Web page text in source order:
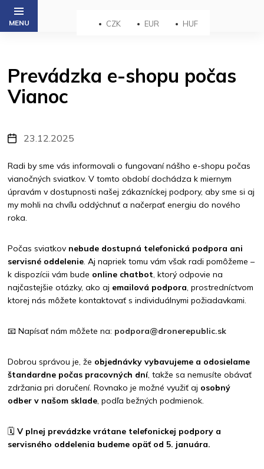
Prejsť
obsah
CZK EUR HUF
Prevádzka e-shopu počas
Vianoc
23.12.2025
Radi by sme vás informovali o fungovaní nášho e-shopu počas
vianočných sviatkov. V tomto období dochádza k miernym
úpravám v dostupnosti našej zákazníckej podpory, aby sme si aj
my mohli na chvíľu oddýchnuť a načerpať energiu do nového
roka.
Počas sviatkov nebude dostupná telefonická podpora ani
servisné oddelenie. Aj napriek tomu vám však radi pomôžeme –
k dispozícii vám bude online chatbot, ktorý odpovie na
najčastejšie otázky, ako aj emailová podpora, prostredníctvom
ktorej nás môžete kontaktovať s individuálnymi požiadavkami.
📧 Napísať nám môžete na: podpora@dronerepublic.sk
Dobrou správou je, že objednávky vybavujeme a odosielame
štandardne počas pracovných dní, takže sa nemusíte obávať
zdržania pri doručení. Rovnako je možné využiť aj osobný
odber v našom sklade, podľa bežných podmienok.
🗓️ V plnej prevádzke vrátane telefonickej podpory a
servisného oddelenia budeme opäť od 5. januára.